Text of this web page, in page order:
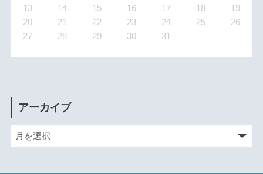
13
14 15 16 17 18
19
20
21 22 23 24 25
26
27
28 29 30 31
アーカイブ